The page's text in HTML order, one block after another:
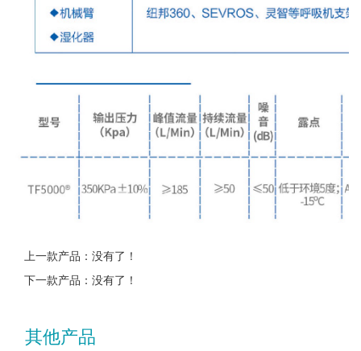
上一款产品：没有了！
下一款产品：没有了！
其他产品